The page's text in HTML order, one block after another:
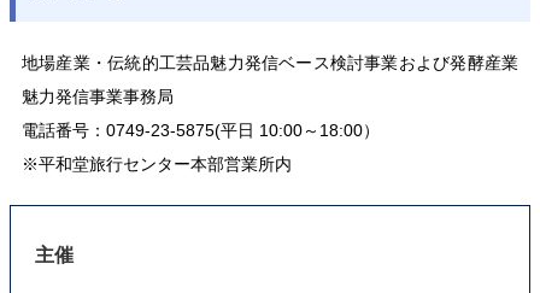
地場産業・伝統的工芸品魅力発信ベース検討事業および発酵産業
魅力発信事業事務局
電話番号：0749-23-5875(平日 10:00～18:00）
※平和堂旅行センター本部営業所内
主催